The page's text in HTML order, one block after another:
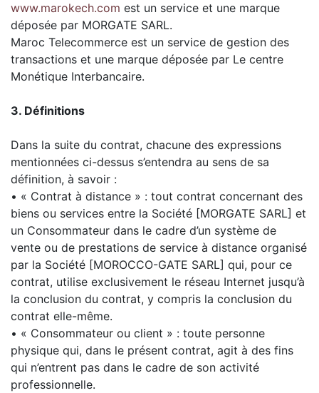
www.marokech.com est un service et une marque
déposée par MORGATE SARL.
Maroc Telecommerce est un service de gestion des
transactions et une marque déposée par Le centre
Monétique Interbancaire.
3. Définitions
Dans la suite du contrat, chacune des expressions
mentionnées ci-dessus s’entendra au sens de sa
définition, à savoir :
• « Contrat à distance » : tout contrat concernant des
biens ou services entre la Société [MORGATE SARL] et
un Consommateur dans le cadre d’un système de
vente ou de prestations de service à distance organisé
par la Société [MOROCCO-GATE SARL] qui, pour ce
contrat, utilise exclusivement le réseau Internet jusqu’à
la conclusion du contrat, y compris la conclusion du
contrat elle-même.
• « Consommateur ou client » : toute personne
physique qui, dans le présent contrat, agit à des fins
qui n’entrent pas dans le cadre de son activité
professionnelle.